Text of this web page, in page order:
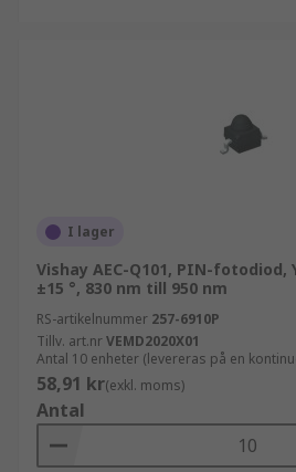
I lager
Vishay AEC-Q101, PIN-fotodiod,
±15 °, 830 nm till 950 nm
RS-artikelnummer 257-6910P
Tillv. art.nrVEMD2020X01
Antal 10 enheter (levereras på en
58,91 kr(exkl. moms)
Antal